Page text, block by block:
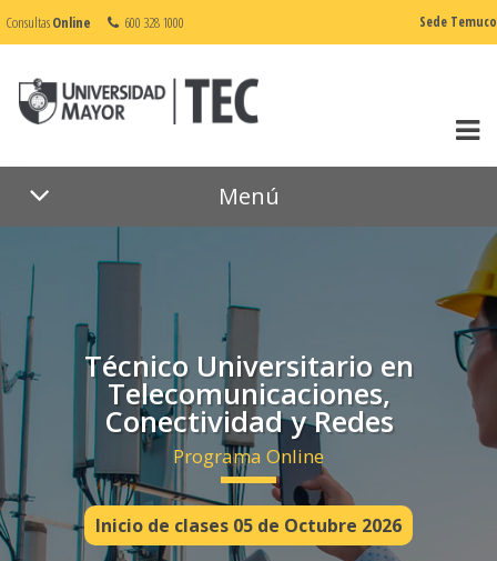
ConsultasOnline 600 328 1000 Sede Temuco
Menú
Técnico Universitario en
Telecomunicaciones,
Conectividad y Redes
Programa Online
Inicio de clases 05 de Octubre 2026